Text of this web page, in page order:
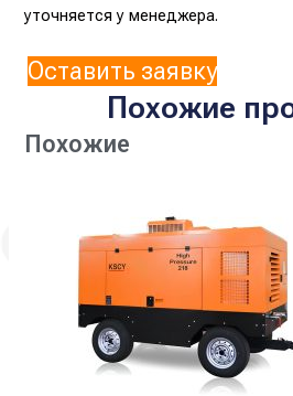
уточняется у менеджера.
Оставить заявку
Похожие
Похожие